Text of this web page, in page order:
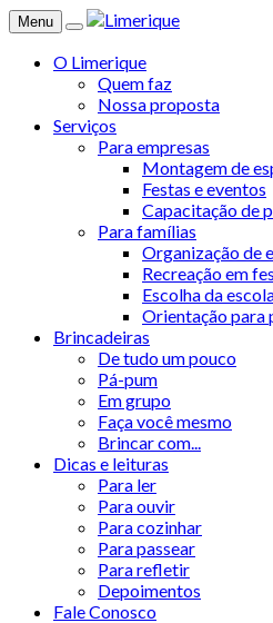
Menu
O Limerique
Quem faz
Nossa proposta
Serviços
Para empresas
Montagem de
Festas e eventos
Capacitação de
Para famílias
Organização de
Recreação em
Escolha da
Orientação para
Brincadeiras
De tudo um pouco
Pá-pum
Em grupo
Faça você mesmo
Brincar com...
Dicas e leituras
Para ler
Para ouvir
Para cozinhar
Para passear
Para refletir
Depoimentos
Fale Conosco